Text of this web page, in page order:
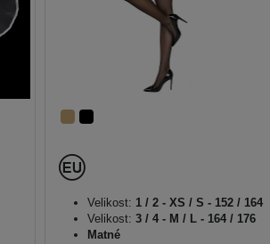
Velikost: 1 / 2 - XS / S - 152 / 164
Velikost: 3 / 4 - M / L - 164 / 176
Matné